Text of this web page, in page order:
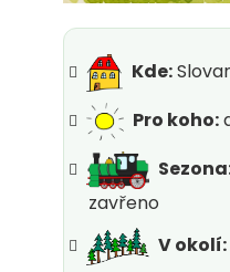
Kde:
Pro koho:
zavřeno
V okolí: